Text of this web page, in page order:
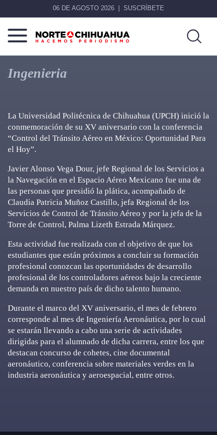
06 DE AGOSTO 2026 SUSCRÍBETE
Norte
De
Chihuahua
Más
que
noticias,
Ingenieria
La Universidad Politécnica de Chihuahua (UPCH) inició la
conmemoración de su XV aniversario con la conferencia
“Control del Tránsito Aéreo en México: Oportunidad Para
el Hoy”.
Javier Alonso Vega Dour, jefe Regional de los Servicios a
la Navegación en el Espacio Aéreo Mexicano fue una de
las personas que presidió la plática, acompañado de
Claudia Patricia Muñoz Castillo, jefa Regional de los
Servicios de Control de Tránsito Aéreo y por la jefa de la
Torre de Control, Palma Lizeth Estrada Márquez.
Esta actividad fue realizada con el objetivo de que los
estudiantes que están próximos a concluir su formación
profesional conozcan las oportunidades de desarrollo
profesional de los controladores aéreos bajo la creciente
demanda en nuestro país de dicho talento humano.
Durante el marco del XV aniversario, el mes de febrero
corresponde al mes de Ingeniería Aeronáutica, por lo cual
se estarán llevando a cabo una serie de actividades
dirigidas para el alumnado de dicha carrera, entre los que
destacan concurso de cohetes, cine documental
aeronáutico, conferencia sobre materiales verdes en la
industria aeronáutica y aeroespacial, entre otros.